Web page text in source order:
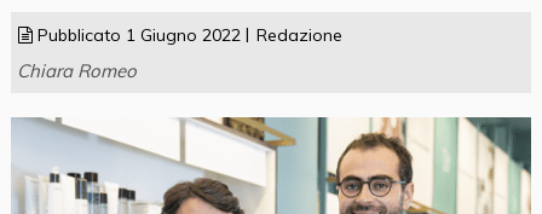
Pubblicato 1 Giugno 2022 Redazione
Chiara Romeo